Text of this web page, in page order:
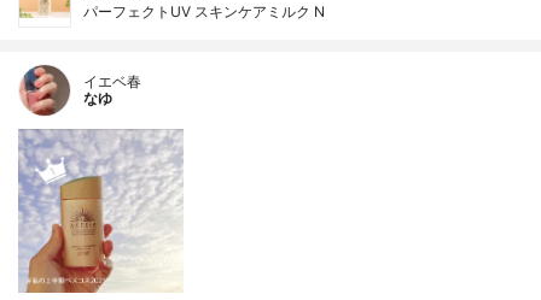
パーフェクトUV スキンケアミルク N
イエベ春
なゆ